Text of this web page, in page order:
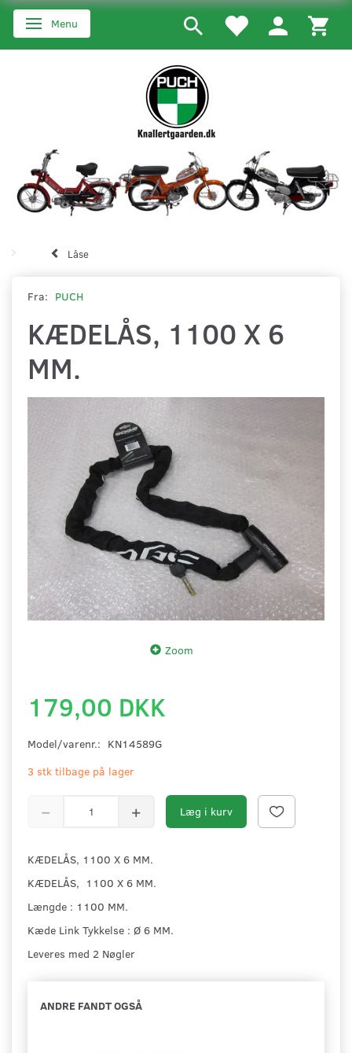
Skifte navigation
Menu
Låse
Fra: PUCH
KÆDELÅS, 1100 X 6
MM.
Zoom
179,00 DKK
Model/varenr.: KN14589G
3 stk tilbage på lager
Læg i kurv
KÆDELÅS, 1100 X 6 MM.
KÆDELÅS, 1100 X 6 MM.
Længde : 1100 MM.
Kæde Link Tykkelse : Ø 6 MM.
Leveres med 2 Nøgler
ANDRE FANDT OGSÅ